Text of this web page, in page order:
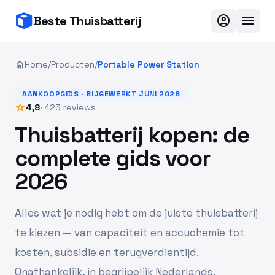
Beste Thuisbatterij account_circle menu
homeHome/Producten/Portable Power Station
AANKOOPGIDS · BIJGEWERKT JUNI 2026
star4,8· 423 reviews
Thuisbatterij kopen: de
complete gids voor
2026
Alles wat je nodig hebt om de juiste thuisbatterij
te kiezen — van capaciteit en accuchemie tot
kosten, subsidie en terugverdientijd.
Onafhankelijk, in begrijpelijk Nederlands.